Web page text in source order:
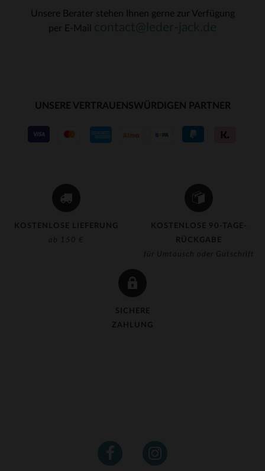
KOSTENLOSE LIEFERUNG
ab 150 €
KOSTENLOSE 90-TAGE-
RÜCKGABE
für Umtausch oder Gutschrift
SICHERE
ZAHLUNG
Unsere Berater stehen Ihnen gerne zur Verfügung
per E-Mail
UNSERE VERTRAUENSWÜRDIGEN PARTNER